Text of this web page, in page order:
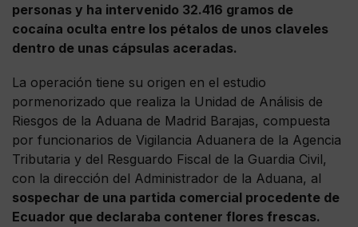
personas y ha intervenido 32.416 gramos de
cocaína oculta entre los pétalos de unos claveles
dentro de unas cápsulas aceradas.
La operación tiene su origen en el estudio
pormenorizado que realiza la Unidad de Análisis de
Riesgos de la Aduana de Madrid Barajas, compuesta
por funcionarios de Vigilancia Aduanera de la Agencia
Tributaria y del Resguardo Fiscal de la Guardia Civil,
con la dirección del Administrador de la Aduana, al
sospechar de una partida comercial procedente de
Ecuador que declaraba contener flores frescas.